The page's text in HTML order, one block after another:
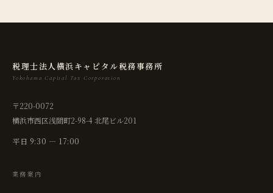
税理士法人横浜キャピタル税務事務所
Yokohama Capital Tax Corporation
〒220-0072
横浜市西区浅間町2-98-4 北尾ビル201
平日 9:30 — 17:00
業務案内